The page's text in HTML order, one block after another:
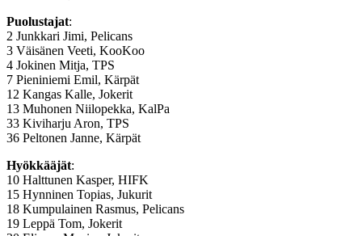
Puolustajat:
2 Junkkari Jimi, Pelicans
3 Väisänen Veeti, KooKoo
4 Jokinen Mitja, TPS
7 Pieniniemi Emil, Kärpät
12 Kangas Kalle, Jokerit
13 Muhonen Niilopekka, KalPa
33 Kiviharju Aron, TPS
36 Peltonen Janne, Kärpät
Hyökkääjät:
10 Halttunen Kasper, HIFK
15 Hynninen Topias, Jukurit
18 Kumpulainen Rasmus, Pelicans
19 Leppä Tom, Jokerit